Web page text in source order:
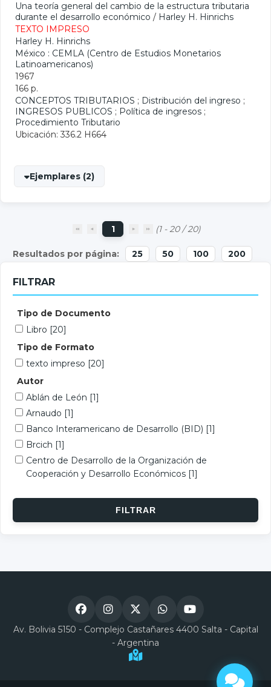
Una teoría general del cambio de la estructura tributaria
durante el desarrollo económico / Harley H. Hinrichs
TEXTO IMPRESO
Harley H. Hinrichs
México : CEMLA (Centro de Estudios Monetarios
Latinoamericanos)
1967
166 p.
CONCEPTOS TRIBUTARIOS ; Distribución del ingreso ;
INGRESOS PUBLICOS ; Política de ingresos ;
Procedimiento Tributario
Ubicación: 336.2 H664
Ejemplares (2)
1 (1 - 20 / 20)
25 50 100 200
FILTRAR
Tipo de Documento
Libro [20]
Tipo de Formato
texto impreso [20]
Autor
Ablán de León [1]
Arnaudo [1]
Banco Interamericano de Desarrollo (BID) [1]
Brcich [1]
Centro de Desarrollo de la Organización de
Cooperación y Desarrollo Económicos [1]
Av. Bolivia 5150 - Complejo Castañares 4400 Salta - Capital
- Argentina